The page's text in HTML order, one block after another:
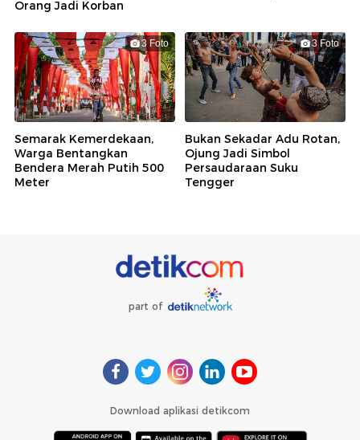
Orang Jadi Korban
3 Foto
Semarak Kemerdekaan,
Warga Bentangkan
Bendera Merah Putih 500
Meter
3 Foto
Bukan Sekadar Adu Rotan,
Ojung Jadi Simbol
Persaudaraan Suku
Tengger
part of
Download aplikasi detikcom